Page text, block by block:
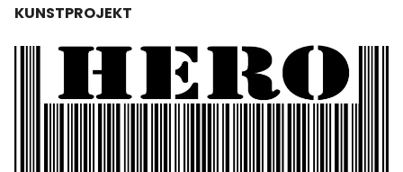
KUNSTPROJEKT